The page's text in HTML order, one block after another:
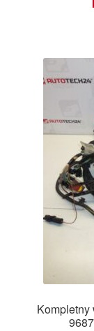
Kompletny